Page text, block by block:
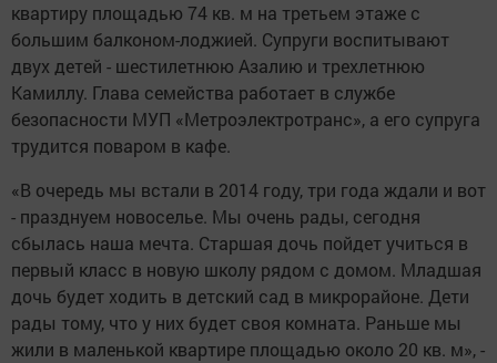
квартиру площадью 74 кв. м на третьем этаже с
большим балконом-лоджией. Супруги воспитывают
двух детей - шестилетнюю Азалию и трехлетнюю
Камиллу. Глава семейства работает в службе
безопасности МУП «Метроэлектротранс», а его супруга
трудится поваром в кафе.
«В очередь мы встали в 2014 году, три года ждали и вот
- празднуем новоселье. Мы очень рады, сегодня
сбылась наша мечта. Старшая дочь пойдет учиться в
первый класс в новую школу рядом с домом. Младшая
дочь будет ходить в детский сад в микрорайоне. Дети
рады тому, что у них будет своя комната. Раньше мы
жили в маленькой квартире площадью около 20 кв. м», -